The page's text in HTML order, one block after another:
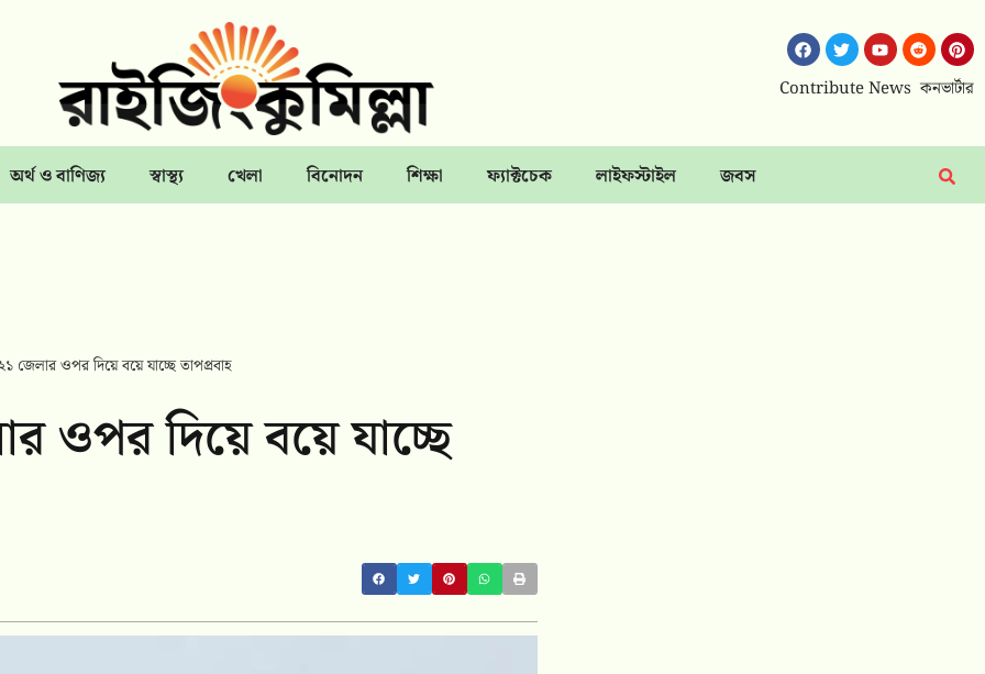
Contribute News কনভার্টার
অর্থ ও বাণিজ্য স্বাস্থ্য খেলা বিনোদন শিক্ষা ফ্যাক্টচেক লাইফস্টাইল জবস
জেলার ওপর দিয়ে বয়ে যাচ্ছে তাপপ্রবাহ
ওপর দিয়ে বয়ে যাচ্ছে